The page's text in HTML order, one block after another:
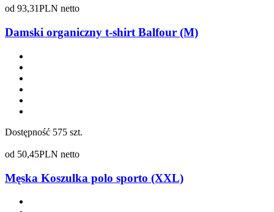
od 93,31PLN netto
Damski organiczny t-shirt Balfour (M)
Dostępność 575 szt.
od 50,45PLN netto
Męska Koszulka polo sporto (XXL)